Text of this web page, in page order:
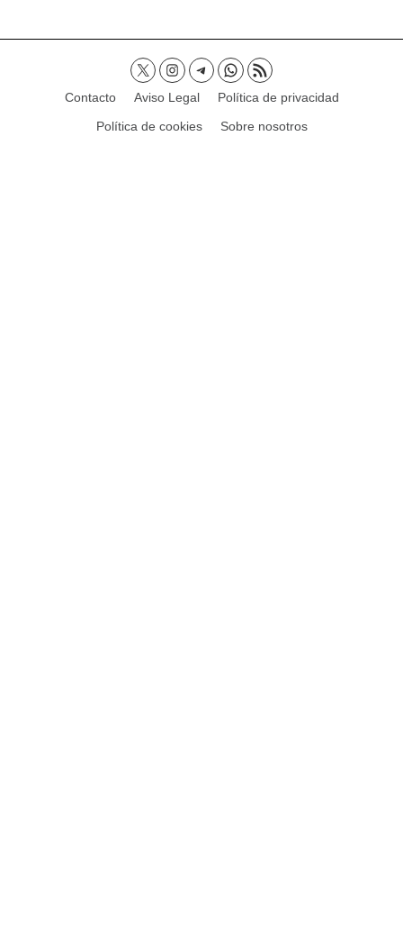
Contacto Aviso Legal
Política de privacidad
Política de cookies
Sobre nosotros